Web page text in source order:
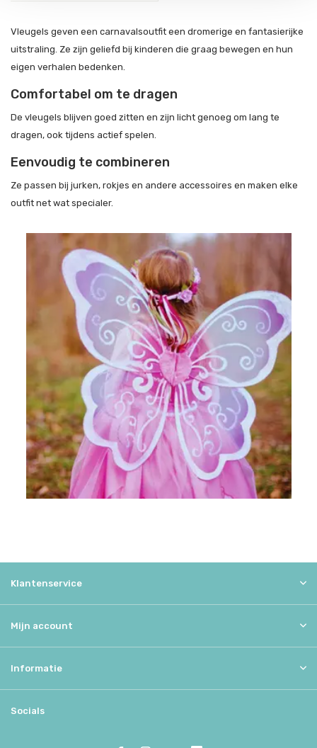
Vleugels geven een carnavalsoutfit een dromerige en fantasierijke
uitstraling. Ze zijn geliefd bij kinderen die graag bewegen en hun
eigen verhalen bedenken.
Comfortabel om te dragen
De vleugels blijven goed zitten en zijn licht genoeg om lang te
dragen, ook tijdens actief spelen.
Eenvoudig te combineren
Ze passen bij jurken, rokjes en andere accessoires en maken elke
outfit net wat specialer.
Klantenservice
Mijn account
Informatie
Socials